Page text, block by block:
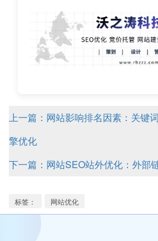
上一篇：网站影响排名因素：关键
擎优化
下一篇：网站SEO站外优化：外部
标签： 网站优化